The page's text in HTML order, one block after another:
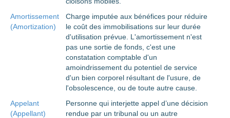
Amortissement
(Amortization)
Charge imputée aux bénéfices pour réduire
le coût des immobilisations sur leur durée
d'utilisation prévue. L'amortissement n'est
pas une sortie de fonds, c'est une
constatation comptable d'un
amoindrissement du potentiel de service
d'un bien corporel résultant de l'usure, de
l'obsolescence, ou de toute autre cause.
Appelant
(Appellant)
Personne qui interjette appel d’une décision
rendue par un tribunal ou un autre